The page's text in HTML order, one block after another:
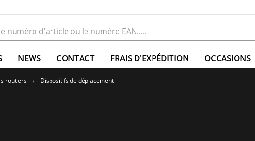
NEWS CONTACT FRAIS D'EXPÉDITION OCCASIONS
routiers Dispositifs de déplacement